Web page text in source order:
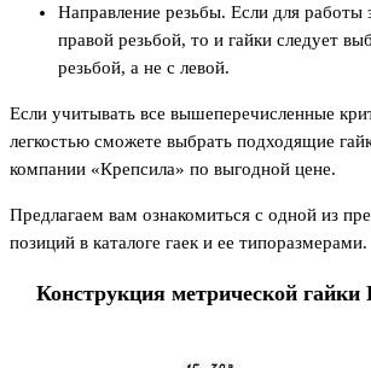
Направление резьбы. Если для работы
правой резьбой, то и гайки следует
резьбой, а не с левой.
Если учитывать все вышеперечисленные
легкостью сможете выбрать подходящие
компании «Крепсила» по выгодной цене.
Предлагаем вам ознакомиться с одной из
позиций в каталоге гаек и ее типоразмерами.
Конструкция метрической